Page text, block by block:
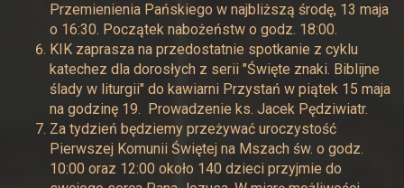
Przemienienia Pańskiego w najbliższą środę, 13 maja
o 16:30. Początek nabożeństw o godz. 18:00.
KIK zaprasza na przedostatnie spotkanie z cyklu
katechez dla dorosłych z serii "Święte znaki. Biblijne
ślady w liturgii" do kawiarni Przystań w piątek 15 maja
na godzinę 19. Prowadzenie ks. Jacek Pędziwiatr.
Za tydzień będziemy przeżywać uroczystość
Pierwszej Komunii Świętej na Mszach św. o godz.
10:00 oraz 12:00 około 140 dzieci przyjmie do